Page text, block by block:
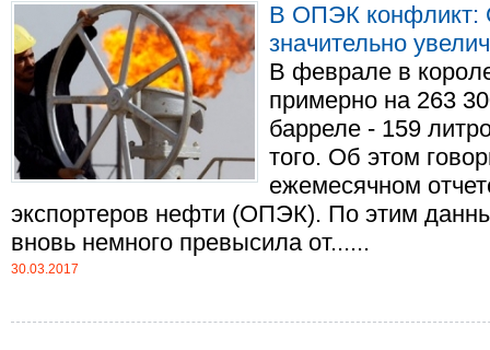
В ОПЭК конфликт:
значительно
В феврале в
примерно на 263
барреле - 159
того. Об этом
ежемесячном
экспортеров нефти (ОПЭК). По этим
вновь немного превысила от......
30.03.2017